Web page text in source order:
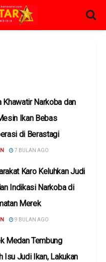
Khawatir Narkoba dan
Ikan Bebas
di Berastagi
7 BULAN AGO
Karo Keluhkan Judi
Indikasi Narkoba di
Merek
9 BULAN AGO
Medan Tembung
Isu Judi Ikan, Lakukan